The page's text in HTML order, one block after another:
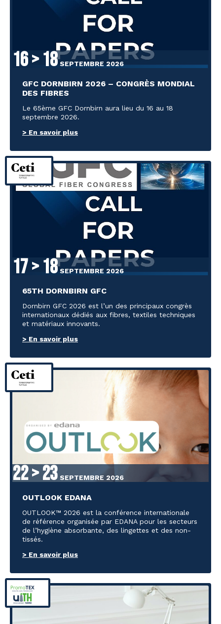
16 > 18 SEPTEMBRE 2026
GFC DORNBIRN 2026 – CONGRÈS MONDIAL
DES FIBRES
Le 65ème GFC Dornbirn aura lieu du 16 au 18
septembre 2026.
> En savoir plus
17 > 18 SEPTEMBRE 2026
65TH DORNBIRN GFC
Dornbirn GFC 2026 est l’un des principaux congrès
internationaux dédiés aux fibres, textiles techniques
et matériaux innovants.
> En savoir plus
22 > 23 SEPTEMBRE 2026
OUTLOOK EDANA
OUTLOOK™ 2026 est la conférence internationale
de référence organisée par EDANA pour les secteurs
de l’hygiène absorbante, des lingettes et des non-
tissés.
> En savoir plus